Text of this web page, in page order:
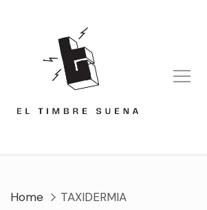
Home TAXIDERMIA